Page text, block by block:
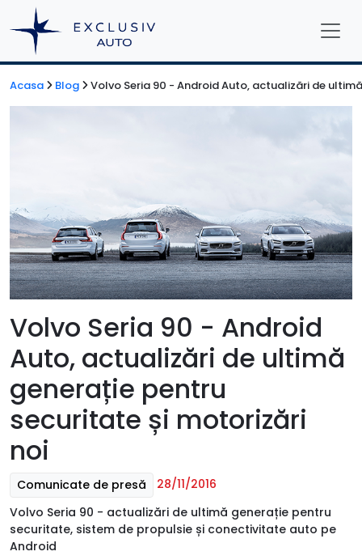
Acasa Blog Volvo Seria 90 - Android Auto, actualizări de
Volvo Seria 90 - Android
Auto, actualizări de ultimă
generație pentru
securitate și motorizări
noi
Comunicate de presă
28/11/2016
Volvo Seria 90 - actualizări de ultimă generație pentru
securitate, sistem de propulsie și conectivitate auto pe
Android